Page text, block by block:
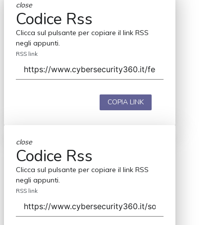
close
Codice Rss
Clicca sul pulsante per copiare il link RSS
negli appunti.
RSS link
COPIA LINK
close
Codice Rss
Clicca sul pulsante per copiare il link RSS
negli appunti.
RSS link